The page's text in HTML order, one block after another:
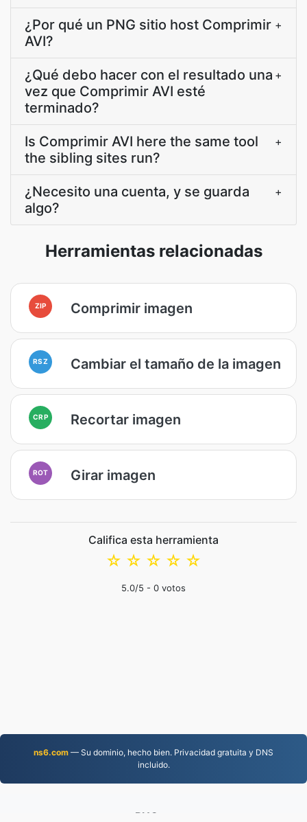
¿Por qué un PNG sitio host Comprimir
AVI?
+
¿Qué debo hacer con el resultado una
vez que Comprimir AVI esté
terminado?
+
Is Comprimir AVI here the same tool
the sibling sites run?
+
¿Necesito una cuenta, y se guarda
algo?
+
Herramientas relacionadas
ZIP Comprimir imagen
RSZ Cambiar el tamaño de la imagen
CRP Recortar imagen
ROT Girar imagen
Califica esta herramienta
☆
☆
☆
☆
☆
5.0/5 - 0 votos
ns6.com — Su dominio, hecho bien. Privacidad gratuita y DNS
incluido.
PNG.to